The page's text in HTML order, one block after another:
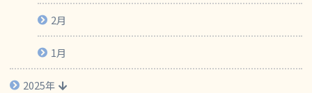
2月
1月
2025年